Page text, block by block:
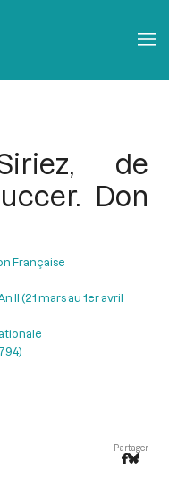
de
Don
Française
II (21 mars au 1er avril
Partager